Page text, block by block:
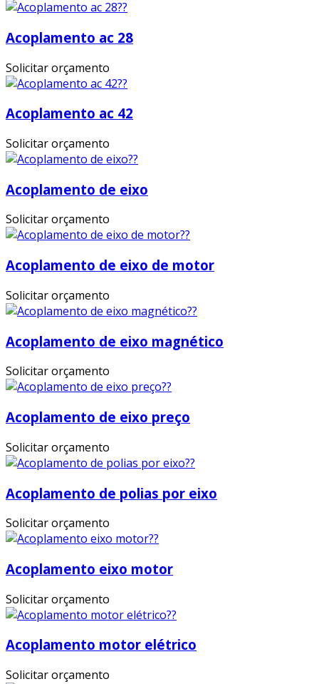
Acoplamento ac 28
Solicitar orçamento
Acoplamento ac 42
Solicitar orçamento
Acoplamento de eixo
Solicitar orçamento
Acoplamento de eixo de motor
Solicitar orçamento
Acoplamento de eixo magnético
Solicitar orçamento
Acoplamento de eixo preço
Solicitar orçamento
Acoplamento de polias por eixo
Solicitar orçamento
Acoplamento eixo motor
Solicitar orçamento
Acoplamento motor elétrico
Solicitar orçamento